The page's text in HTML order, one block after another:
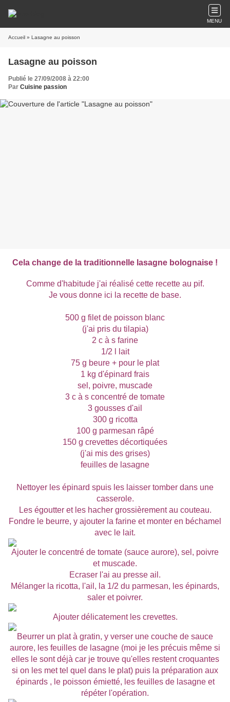
MENU
Accueil » Lasagne au poisson
Lasagne au poisson
Publié le 27/09/2008 à 22:00
Par Cuisine passion
Cela change de la traditionnelle lasagne bolognaise !
Comme d'habitude j'ai réalisé cette recette au pif.
Je vous donne ici la recette de base.
500 g filet de poisson blanc
(j'ai pris du tilapia)
2 c à s farine
1/2 l lait
75 g beure + pour le plat
1 kg d'épinard frais
sel, poivre, muscade
3 c à s concentré de tomate
3 gousses d'ail
300 g ricotta
100 g parmesan râpé
150 g crevettes décortiquées
(j'ai mis des grises)
feuilles de lasagne
Nettoyer les épinard spuis les laisser tomber dans une
casserole.
Les égoutter et les hacher grossièrement au couteau.
Fondre le beurre, y ajouter la farine et monter en béchamel
avec le lait.
Ajouter le concentré de tomate (sauce aurore), sel, poivre
et muscade.
Ecraser l'ai au presse ail.
Mélanger la ricotta, l'ail, la 1/2 du parmesan, les épinards,
saler et poivrer.
Ajouter délicatement les crevettes.
Beurrer un plat à gratin, y verser une couche de sauce
aurore, les feuilles de lasagne (moi je les précuis même si
elles le sont déjà car je trouve qu'elles restent croquantes
si on les met tel quel dans le plat) puis la préparation aux
épinards , le poisson émietté, les feuilles de lasagne et
répéter l'opération.